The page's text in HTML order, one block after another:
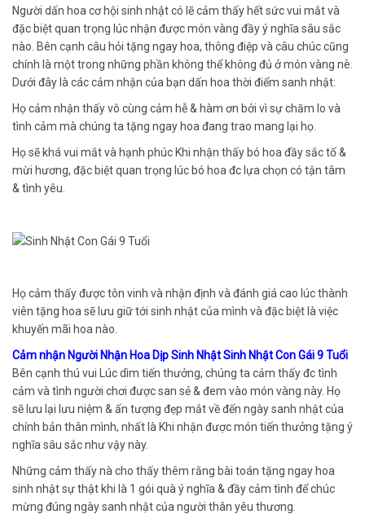
Người dấn hoa cơ hội sinh nhật có lẽ cảm thấy hết sức vui mắt và
đặc biệt quan trọng lúc nhận được món vàng đầy ý nghĩa sâu sắc
nào. Bên cạnh câu hỏi tặng ngay hoa, thông điệp và câu chúc cũng
chính là một trong những phần không thể không đủ ở món vàng nè.
Dưới đây là các cảm nhận của bạn dấn hoa thời điểm sanh nhật:
Họ cảm nhận thấy vô cùng cảm hễ & hàm ơn bởi vì sự chăm lo và
tình cảm mà chúng ta tặng ngay hoa đang trao mang lại họ.
Họ sẽ khá vui mắt và hạnh phúc Khi nhận thấy bó hoa đầy sắc tố &
mừi hương, đặc biệt quan trọng lúc bó hoa đc lựa chọn có tận tâm
& tình yêu.
Họ cảm thấy được tôn vinh và nhận định và đánh giá cao lúc thành
viên tặng hoa sẽ lưu giữ tới sinh nhật của mình và đặc biệt là việc
khuyến mãi hoa nào.
Cảm nhận Người Nhận Hoa Dịp Sinh Nhật Sinh Nhật Con Gái 9 Tuổi
Bên cạnh thú vui Lúc dìm tiến thưởng, chúng ta cảm thấy đc tình
cảm và tình người chơi được san sẻ & đem vào món vàng này. Họ
sẽ lưu lại lưu niệm & ấn tượng đẹp mắt về đến ngày sanh nhật của
chính bản thân mình, nhất là Khi nhận được món tiến thưởng tặng ý
nghĩa sâu sắc như vậy này.
Những cảm thấy nà cho thấy thêm rằng bài toán tặng ngay hoa
sinh nhật sự thật khi là 1 gói quà ý nghĩa & đầy cảm tình để chúc
mừng đúng ngày sanh nhật của người thân yêu thương.